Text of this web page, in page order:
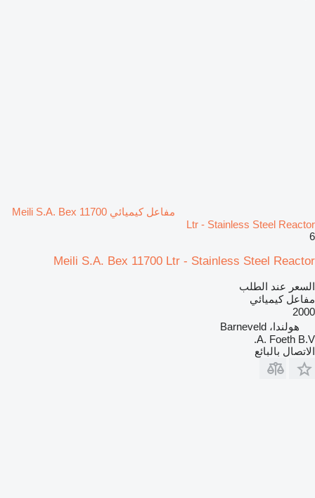
مفاعل كيميائي Meili S.A. Bex 11700
Ltr - Stainless Steel Reactor
6
Meili S.A. Bex 11700 Ltr - Stainless Steel Reactor
السعر عند الطلب
مفاعل كيميائي
2000
هولندا، Barneveld
A. Foeth B.V.
الاتصال بالبائع